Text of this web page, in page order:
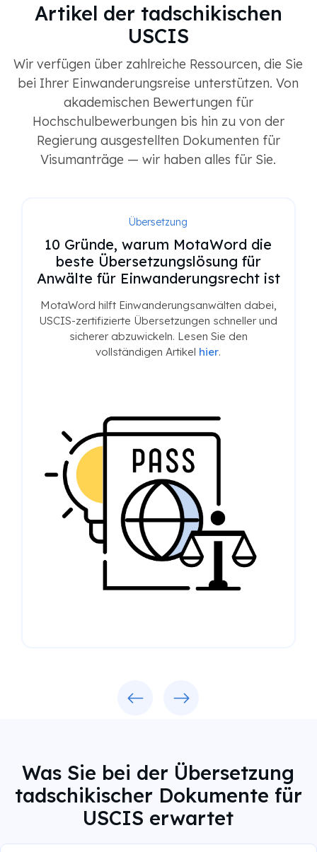
Artikel der tadschikischen
USCIS
Wir verfügen über zahlreiche Ressourcen, die Sie
bei Ihrer Einwanderungsreise unterstützen. Von
akademischen Bewertungen für
Hochschulbewerbungen bis hin zu von der
Regierung ausgestellten Dokumenten für
Visumanträge — wir haben alles für Sie.
Übersetzung
10 Gründe, warum MotaWord die
beste Übersetzungslösung für
Anwälte für Einwanderungsrecht ist
MotaWord hilft Einwanderungsanwälten dabei,
USCIS-zertifizierte Übersetzungen schneller und
sicherer abzuwickeln. Lesen Sie den
vollständigen Artikel hier.
Was Sie bei der Übersetzung
tadschikischer Dokumente für
USCIS erwartet